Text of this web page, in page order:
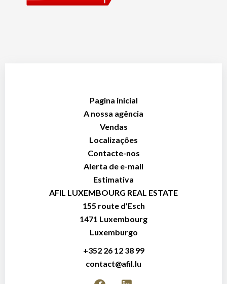
Pagina inicial
A nossa agência
Vendas
Localizações
Contacte-nos
Alerta de e-mail
Estimativa
AFIL LUXEMBOURG REAL ESTATE
155 route d'Esch
1471 Luxembourg
Luxemburgo
+352 26 12 38 99
contact@afil.lu